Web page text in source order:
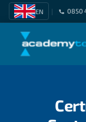
EN | 0850